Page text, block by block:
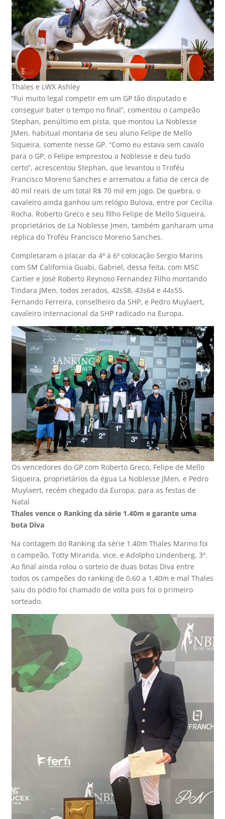
Thales e LWX Ashley
“Fui muito legal competir em um GP tão disputado e
conseguir bater o tempo no final”, comentou o campeão
Stephan, penúltimo em pista, que montou La Noblesse
JMen, habitual montaria de seu aluno Felipe de Mello
Siqueira, somente nesse GP. “Como eu estava sem cavalo
para o GP, o Felipe emprestou a Noblesse e deu tudo
certo”, acrescentou Stephan, que levantou o Troféu
Francisco Moreno Sanches e arrematou a fatia de cerca de
40 mil reais de um total R$ 70 mil em jogo. De quebra, o
cavaleiro ainda ganhou um relógio Bulova, entre por Cecília
Rocha. Roberto Greco e seu filho Felipe de Mello Siqueira,
proprietários de La Noblesse Jmen, também ganharam uma
réplica do Troféu Francisco Moreno Sanches.
Completaram o placar da 4ª à 6ª colocação Sergio Marins
com SM California Guabi, Gabriel, dessa feita, com MSC
Cartier e José Roberto Reynoso Fernandez Filho montando
Tindara JMen, todos zerados, 42s58, 43s64 e 44s55.
Fernando Ferreira, conselheiro da SHP, e Pedro Muylaert,
cavaleiro internacional da SHP radicado na Europa.
Os vencedores do GP com Roberto Greco, Felipe de Mello
Siqueira, proprietários da égua La Noblesse JMen, e Pedro
Muylaert, recém chegado da Europa, para as festas de
Natal
Thales vence o Ranking da série 1.40m e garante uma
bota Diva
Na contagem do Ranking da série 1.40m Thales Marino foi
o campeão, Totty Miranda, vice, e Adolpho Lindenberg, 3º.
Ao final ainda rolou o sorteio de duas botas Diva entre
todos os campeões do ranking de 0.60 a 1.40m e mal Thales
saiu do pódio foi chamado de volta pois foi o primeiro
sorteado.